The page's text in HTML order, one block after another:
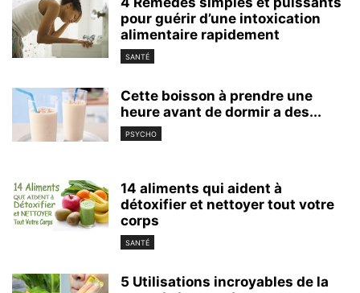
pour guérir d’une intoxication
alimentaire rapidement
SANTÉ
Cette boisson à prendre une
heure avant de dormir a des...
PSYCHO
14 aliments qui aident à
détoxifier et nettoyer tout votre
corps
SANTÉ
5 Utilisations incroyables de la